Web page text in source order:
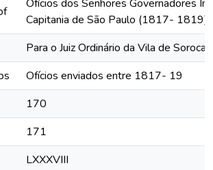
Ofícios dos Senhores Governadores
Capitania de São Paulo (1817- 1819)
Para o Juiz Ordinário da Vila de
Ofícios enviados entre 1817- 19
170
171
LXXXVIII